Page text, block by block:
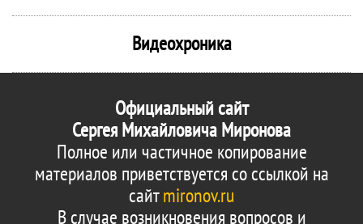
Видеохроника
Официальный сайт
Сергея Михайловича Миронова
Полное или частичное копирование
материалов приветствуется со ссылкой на
сайтmironov.ru
В случае возникновения вопросов и